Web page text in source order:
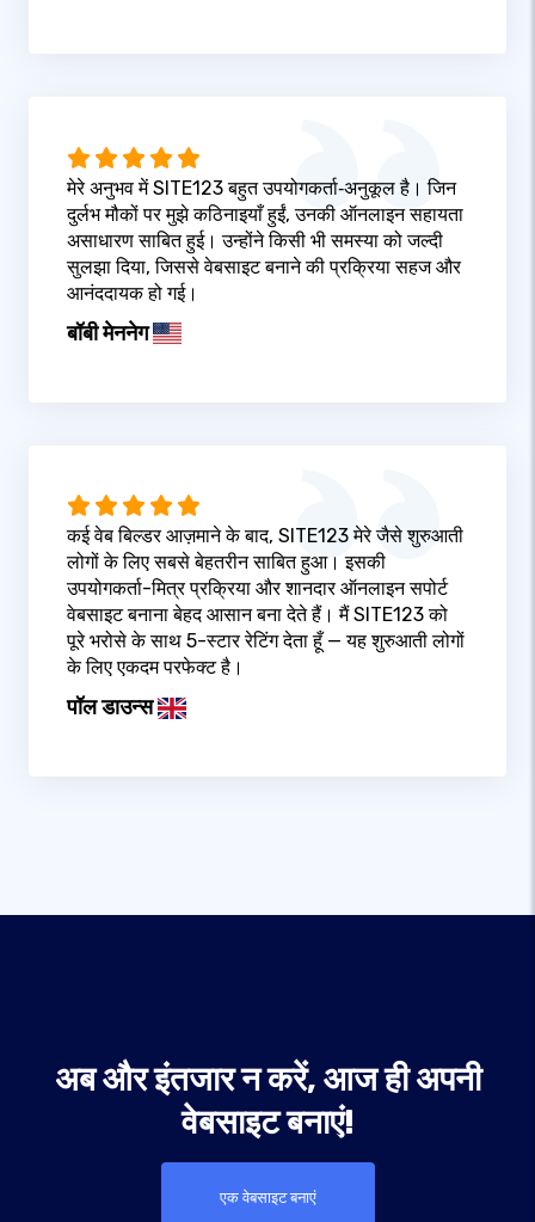
मेरे अनुभव में SITE123 बहुत उपयोगकर्ता‑अनुकूल है। जिन
दुर्लभ मौकों पर मुझे कठिनाइयाँ हुईं, उनकी ऑनलाइन सहायता
असाधारण साबित हुई। उन्होंने किसी भी समस्या को जल्दी
सुलझा दिया, जिससे वेबसाइट बनाने की प्रक्रिया सहज और
आनंददायक हो गई।
बॉबी मेननेग
कई वेब बिल्डर आज़माने के बाद, SITE123 मेरे जैसे शुरुआती
लोगों के लिए सबसे बेहतरीन साबित हुआ। इसकी
उपयोगकर्ता-मित्र प्रक्रिया और शानदार ऑनलाइन सपोर्ट
वेबसाइट बनाना बेहद आसान बना देते हैं। मैं SITE123 को
पूरे भरोसे के साथ 5-स्टार रेटिंग देता हूँ — यह शुरुआती लोगों
के लिए एकदम परफेक्ट है।
पॉल डाउन्स
अब और इंतजार न करें, आज ही अपनी
वेबसाइट बनाएं!
एक वेबसाइट बनाएं